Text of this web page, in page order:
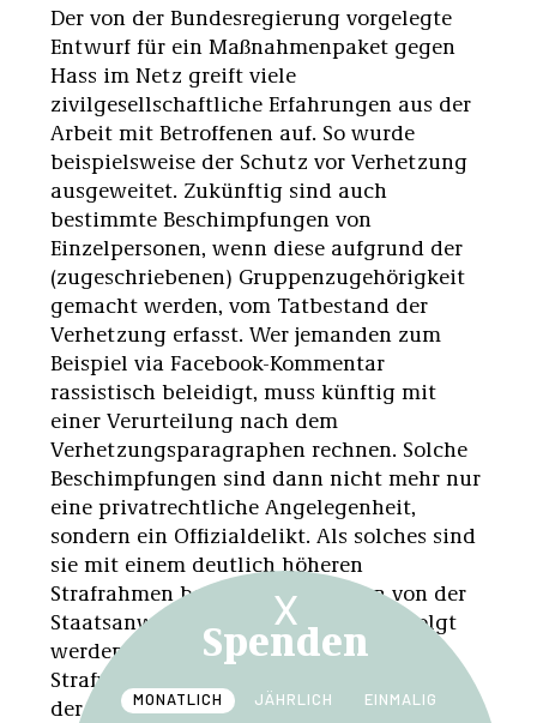
Der von der Bundesregierung vorgelegte
Entwurf für ein Maßnahmenpaket gegen
Hass im Netz greift viele
zivilgesellschaftliche Erfahrungen aus der
Arbeit mit Betroffenen auf. So wurde
beispielsweise der Schutz vor Verhetzung
ausgeweitet. Zukünftig sind auch
bestimmte Beschimpfungen von
Einzelpersonen, wenn diese aufgrund der
(zugeschriebenen) Gruppenzugehörigkeit
gemacht werden, vom Tatbestand der
Verhetzung erfasst. Wer jemanden zum
Beispiel via Facebook-Kommentar
rassistisch beleidigt, muss künftig mit
einer Verurteilung nach dem
Verhetzungsparagraphen rechnen. Solche
Beschimpfungen sind dann nicht mehr nur
eine privatrechtliche Angelegenheit,
sondern ein Offizialdelikt. Als solches sind
sie mit einem deutlich höheren
Strafrahmen bedroht und müssen von der
Staatsanwaltschaft von sich aus verfolgt
werden. Die Verantwortung für die
Strafverfolgung liegt also nicht mehr bei
der betroffenen Person.
X
Spenden
MONATLICH JÄHRLICH EINMALIG